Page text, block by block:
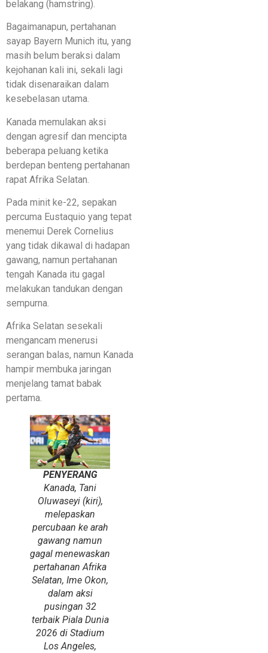
belakang (hamstring).
Bagaimanapun, pertahanan
sayap Bayern Munich itu, yang
masih belum beraksi dalam
kejohanan kali ini, sekali lagi
tidak disenaraikan dalam
kesebelasan utama.
Kanada memulakan aksi
dengan agresif dan mencipta
beberapa peluang ketika
berdepan benteng pertahanan
rapat Afrika Selatan.
Pada minit ke-22, sepakan
percuma Eustaquio yang tepat
menemui Derek Cornelius
yang tidak dikawal di hadapan
gawang, namun pertahanan
tengah Kanada itu gagal
melakukan tandukan dengan
sempurna.
Afrika Selatan sesekali
mengancam menerusi
serangan balas, namun Kanada
hampir membuka jaringan
menjelang tamat babak
pertama.
PENYERANG
Kanada, Tani
Oluwaseyi (kiri),
melepaskan
percubaan ke arah
gawang namun
gagal menewaskan
pertahanan Afrika
Selatan, Ime Okon,
dalam aksi
pusingan 32
terbaik Piala Dunia
2026 di Stadium
Los Angeles,